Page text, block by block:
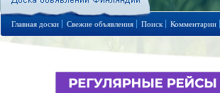
Главная доски Свежие объявления Поиск Комментарии